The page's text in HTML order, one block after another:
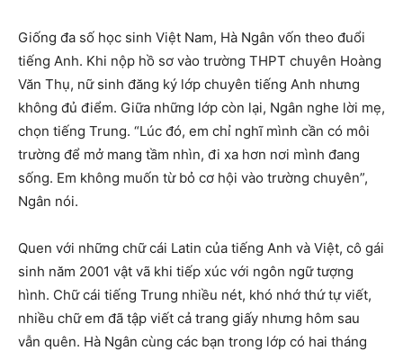
Giống đa số học sinh Việt Nam, Hà Ngân vốn theo đuổi
tiếng Anh. Khi nộp hồ sơ vào trường THPT chuyên Hoàng
Văn Thụ, nữ sinh đăng ký lớp chuyên tiếng Anh nhưng
không đủ điểm. Giữa những lớp còn lại, Ngân nghe lời mẹ,
chọn tiếng Trung. “Lúc đó, em chỉ nghĩ mình cần có môi
trường để mở mang tầm nhìn, đi xa hơn nơi mình đang
sống. Em không muốn từ bỏ cơ hội vào trường chuyên”,
Ngân nói.
Quen với những chữ cái Latin của tiếng Anh và Việt, cô gái
sinh năm 2001 vật vã khi tiếp xúc với ngôn ngữ tượng
hình. Chữ cái tiếng Trung nhiều nét, khó nhớ thứ tự viết,
nhiều chữ em đã tập viết cả trang giấy nhưng hôm sau
vẫn quên. Hà Ngân cùng các bạn trong lớp có hai tháng